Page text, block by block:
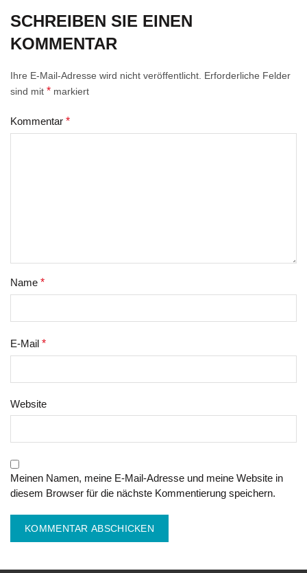
SCHREIBEN SIE EINEN
KOMMENTAR
Ihre E-Mail-Adresse wird nicht veröffentlicht. Erforderliche Felder
sind mit * markiert
Kommentar *
Name *
E-Mail *
Website
Meinen Namen, meine E-Mail-Adresse und meine Website in
diesem Browser für die nächste Kommentierung speichern.